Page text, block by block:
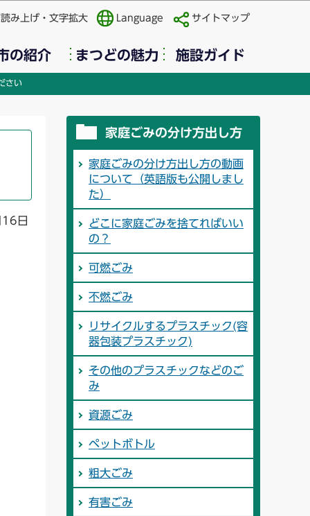
み上げ・文字拡大 Language サイトマップ
の紹介 まつどの魅力 施設ガイド
さい
日
家庭ごみの分け方出し方
家庭ごみの分け方出し方の動画
について（英語版も公開しまし
た）
どこに家庭ごみを捨てればいい
の？
可燃ごみ
不燃ごみ
リサイクルするプラスチック(容
器包装プラスチック)
その他のプラスチックなどのご
み
資源ごみ
ペットボトル
粗大ごみ
有害ごみ